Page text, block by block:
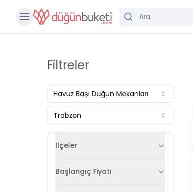
Filtreler
Havuz Başı Düğün Mekanları
Trabzon
İlçeler
Başlangıç Fiyatı